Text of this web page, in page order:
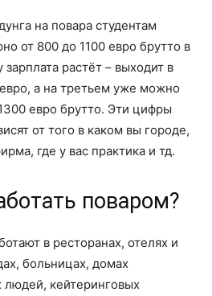
на повара студентам
от 800 до 1100 евро брутто в
растёт – выходит в
а на третьем уже можно
евро брутто. Эти цифры
от того в каком вы городе,
где у вас практика и тд.
поваром?
в ресторанах, отелях и
больницах, домах
людей, кейтеринговых